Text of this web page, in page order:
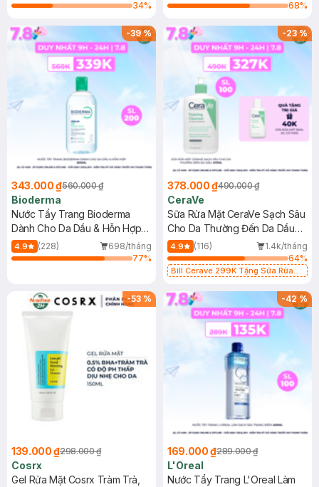
34% 68%
-39%
343.000 ₫560.000 ₫
Bioderma
Nước Tẩy Trang Bioderma
Dành Cho Da Dầu & Hỗn Hợp
500ml
4.9 (228)
698/tháng
77%
-23%
378.000 ₫490.000 ₫
CeraVe
Sữa Rửa Mặt CeraVe Sạch Sâu
Cho Da Thường Đến Da Dầu
473ml
4.9 (116)
1.4k/tháng
64%
Bill Cerave 299K Tặng Sữa Rửa
-53 %
139.000 ₫298.000 ₫
Cosrx
Gel Rửa Mặt Cosrx Tràm Trà,
-42%
169.000 ₫289.000 ₫
L'Oreal
Nước Tẩy Trang L'Oreal Làm